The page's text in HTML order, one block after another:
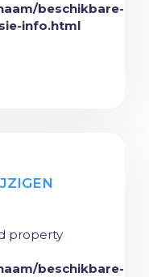
beschikbare-
info.html
property
beschikbare-